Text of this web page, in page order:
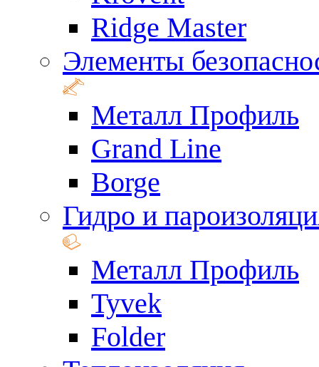
Ridge Master
Элементы
Металл Профиль
Grand Line
Borge
Гидро и
Металл Профиль
Tyvek
Folder